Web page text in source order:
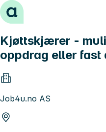
Hopp til innhold
Kjøttskjærer -
oppdrag eller fast
Job4u.no AS